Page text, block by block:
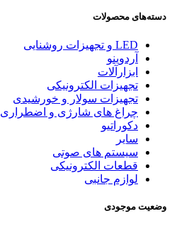
دسته‌های محصولات
LED و تجهیزات روشنایی
آردوینو
ابزارآلات
تجهیزات الکترونیکی
تجهیزات سولار و خورشیدی
چراغ های شارژی و اضطراری
دکوراتیو
سایر
سیستم های صوتی
قطعات الکترونیکی
لوازم جانبی
وضعیت موجودی